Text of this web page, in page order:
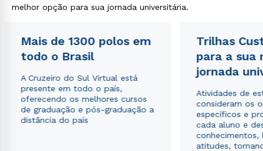
melhor opção para sua jornada universitária.
Mais de 1300 polos em
todo o Brasil
A Cruzeiro do Sul Virtual está
presente em todo o país,
oferecendo os melhores cursos
de graduação e pós-graduação a
distância do país
Trilhas
para a sua
jornada
Atividades de
consideram os
específicos e
cada aluno e
conhecimentos,
atitudes,